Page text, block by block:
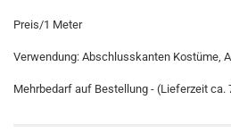
Preis/1 Meter
Verwendung: Abschlusskanten Kostüme,
Mehrbedarf auf Bestellung - (Lieferzeit ca.